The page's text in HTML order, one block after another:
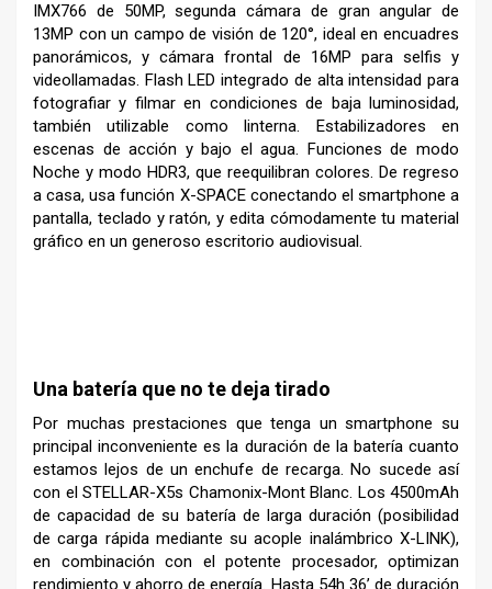
IMX766 de 50MP, segunda cámara de gran angular de
13MP con un campo de visión de 120°, ideal en encuadres
panorámicos, y cámara frontal de 16MP para selfis y
videollamadas. Flash LED integrado de alta intensidad para
fotografiar y filmar en condiciones de baja luminosidad,
también utilizable como linterna. Estabilizadores en
escenas de acción y bajo el agua. Funciones de modo
Noche y modo HDR3, que reequilibran colores. De regreso
a casa, usa función X-SPACE conectando el smartphone a
pantalla, teclado y ratón, y edita cómodamente tu material
gráfico en un generoso escritorio audiovisual.
Una batería que no te deja tirado
Por muchas prestaciones que tenga un smartphone su
principal inconveniente es la duración de la batería cuanto
estamos lejos de un enchufe de recarga. No sucede así
con el STELLAR-X5s Chamonix-Mont Blanc. Los 4500mAh
de capacidad de su batería de larga duración (posibilidad
de carga rápida mediante su acople inalámbrico X-LINK),
en combinación con el potente procesador, optimizan
rendimiento y ahorro de energía. Hasta 54h 36’ de duración